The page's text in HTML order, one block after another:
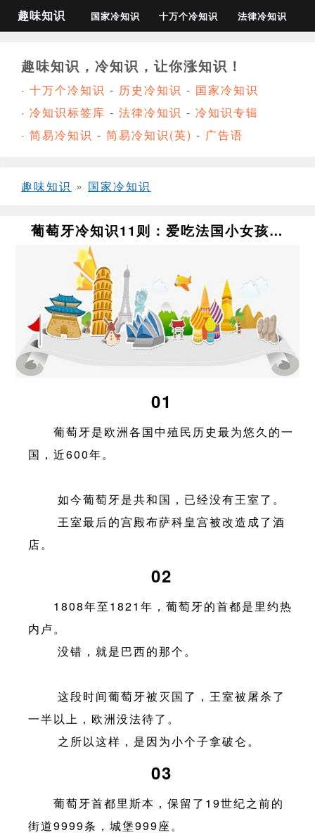
趣味知识 国家冷知识 十万个冷知识 法律冷知识
趣味知识，冷知识，让你涨知识！
· 十万个冷知识 - 历史冷知识 - 国家冷知识
· 冷知识标签库 - 法律冷知识 - 冷知识专辑
· 简易冷知识 - 简易冷知识(英) - 广告语
趣味知识 » 国家冷知识
葡萄牙冷知识11则：爱吃法国小女孩…
01
葡萄牙是欧洲各国中殖民历史最为悠久的一
国，近600年。
如今葡萄牙是共和国，已经没有王室了。
王室最后的宫殿布萨科皇宫被改造成了酒
店。
02
1808年至1821年，葡萄牙的首都是里约热
内卢。
没错，就是巴西的那个。
这段时间葡萄牙被灭国了，王室被屠杀了
一半以上，欧洲没法待了。
之所以这样，是因为小个子拿破仑。
03
葡萄牙首都里斯本，保留了19世纪之前的
街道9999条，城堡999座。